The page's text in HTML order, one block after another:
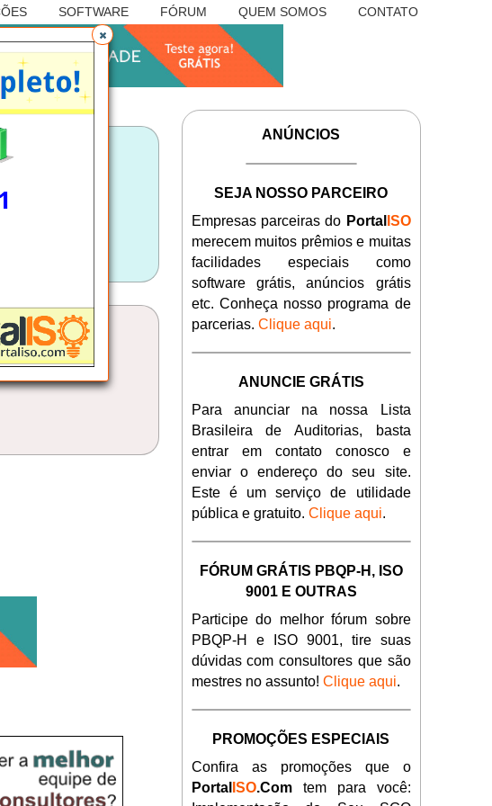
SOFTWARE FÓRUM QUEM SOMOS CONTATO
Anúncio
ANÚNCIOS
SEJA NOSSO PARCEIRO
Empresas parceiras do PortalISO
merecem muitos prêmios e muitas
facilidades especiais como
software grátis, anúncios grátis
etc. Conheça nosso programa de
parcerias. Clique aqui.
ANUNCIE GRÁTIS
Para anunciar na nossa Lista
Brasileira de Auditorias, basta
entrar em contato conosco e
enviar o endereço do seu site.
Este é um serviço de utilidade
pública e gratuito. Clique aqui.
FÓRUM GRÁTIS PBQP-H, ISO
9001 E OUTRAS
Participe do melhor fórum sobre
PBQP-H e ISO 9001, tire suas
dúvidas com consultores que são
mestres no assunto! Clique aqui.
PROMOÇÕES ESPECIAIS
Confira as promoções que o
PortalISO.Comtem para você: